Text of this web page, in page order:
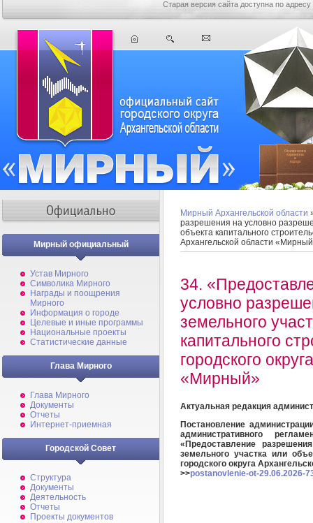
Старая версия сайта доступна по адресу
Мирный официальный
Устав Мирного
Символика Мирного
Награды и поощрения
Мирного
Информация о городе
Целевые и иные программы
Национальные проекты
Статистические данные
Глава Мирного
Глава Мирного
Документы
Отчеты
Интернет-приемная
Городской Совет
Структура
Документы
Деятельность
Отчеты
Проекты документов
Мирный Архангельской области
разрешения на условно
объекта капитального
Архангельской области
34.
условно
земельного
капитального
городского
«Мирный»
Актуальная редакция
Постановление
административного
«Предоставление
земельного участка или
городского округа
>>postanovlenie-ot-29.06.2026-